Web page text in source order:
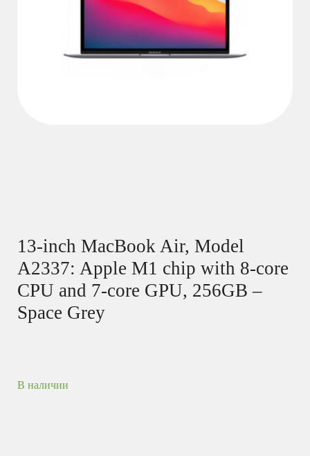
13-inch MacBook Air, Model
A2337: Apple M1 chip with 8-core
CPU and 7-core GPU, 256GB –
Space Grey
В наличии